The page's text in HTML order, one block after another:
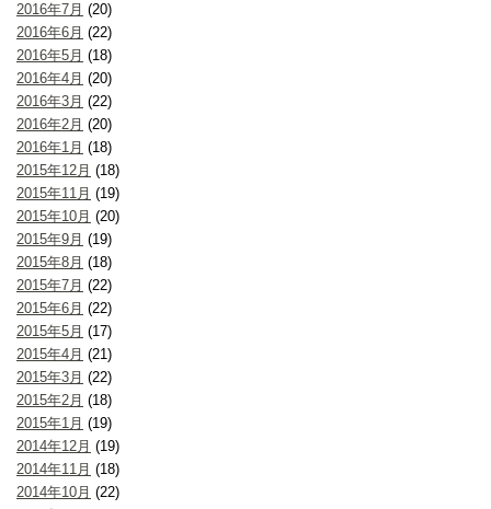
2016年7月 (20)
2016年6月 (22)
2016年5月 (18)
2016年4月 (20)
2016年3月 (22)
2016年2月 (20)
2016年1月 (18)
2015年12月 (18)
2015年11月 (19)
2015年10月 (20)
2015年9月 (19)
2015年8月 (18)
2015年7月 (22)
2015年6月 (22)
2015年5月 (17)
2015年4月 (21)
2015年3月 (22)
2015年2月 (18)
2015年1月 (19)
2014年12月 (19)
2014年11月 (18)
2014年10月 (22)